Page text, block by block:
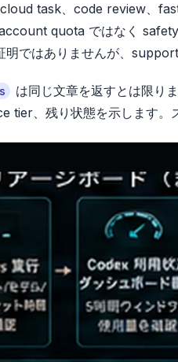
task、code review、
quota ではなく
ではありませんが、support
は同じ文章を返すとは限り
tier、残り状態を示します。